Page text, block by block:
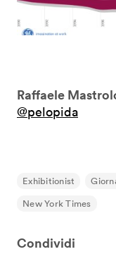
Raffaele
@pelopida
Exhibitionist
New York Times
Condividi